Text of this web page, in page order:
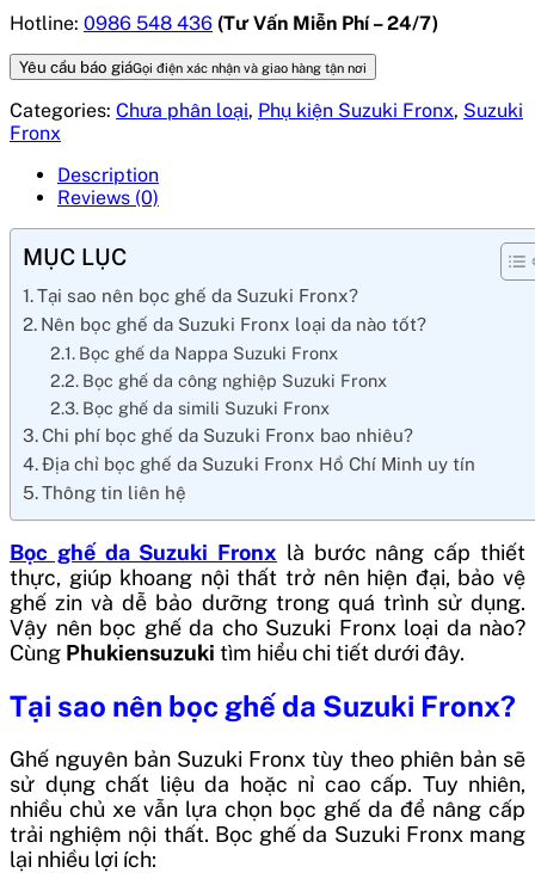
Hotline: 0986 548 436 (Tư Vấn Miễn Phí – 24/7)
Yêu cầu báo giáGọi điện xác nhận và giao hàng tận nơi
Categories: Chưa phân loại, Phụ kiện Suzuki Fronx, Suzuki
Fronx
Description
Reviews (0)
MỤC LỤC
Tại sao nên bọc ghế da Suzuki Fronx?
Nên bọc ghế da Suzuki Fronx loại da nào tốt?
Bọc ghế da Nappa Suzuki Fronx
Bọc ghế da công nghiệp Suzuki Fronx
Bọc ghế da simili Suzuki Fronx
Chi phí bọc ghế da Suzuki Fronx bao nhiêu?
Địa chỉ bọc ghế da Suzuki Fronx Hồ Chí Minh uy tín
Thông tin liên hệ
Bọc ghế da Suzuki Fronx là bước nâng cấp thiết
thực, giúp khoang nội thất trở nên hiện đại, bảo vệ
ghế zin và dễ bảo dưỡng trong quá trình sử dụng.
Vậy nên bọc ghế da cho Suzuki Fronx loại da nào?
Cùng Phukiensuzuki tìm hiểu chi tiết dưới đây.
Tại sao nên bọc ghế da Suzuki Fronx?
Ghế nguyên bản Suzuki Fronx tùy theo phiên bản sẽ
sử dụng chất liệu da hoặc nỉ cao cấp. Tuy nhiên,
nhiều chủ xe vẫn lựa chọn bọc ghế da để nâng cấp
trải nghiệm nội thất. Bọc ghế da Suzuki Fronx mang
lại nhiều lợi ích: